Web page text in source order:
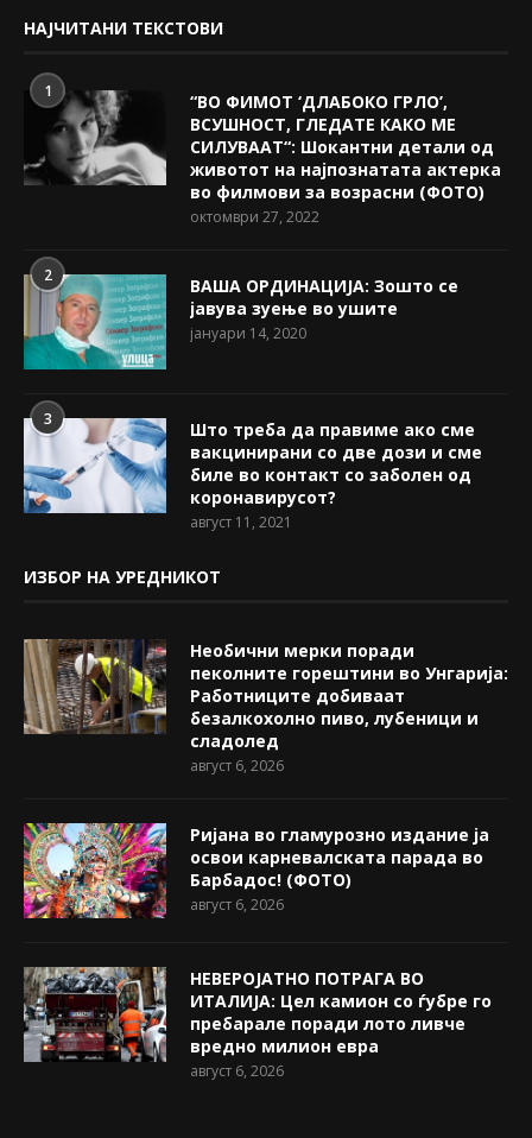
НАЈЧИТАНИ ТЕКСТОВИ
1
“ВО ФИМОТ ‘ДЛАБОКО ГРЛО’,
ВСУШНОСТ, ГЛЕДАТЕ КАКО МЕ
СИЛУВААТ“: Шокантни детали од
животот на најпознатата актерка
во филмови за возрасни (ФОТО)
октомври 27, 2022
2
ВАША ОРДИНАЦИЈА: Зошто се
јавува зуење во ушите
јануари 14, 2020
3
Што треба да правиме ако сме
вакцинирани со две дози и сме
биле во контакт со заболен од
коронавирусот?
август 11, 2021
ИЗБОР НА УРЕДНИКОТ
Необични мерки поради
пеколните горештини во Унгарија:
Работниците добиваат
безалкохолно пиво, лубеници и
сладолед
август 6, 2026
Ријана во гламурозно издание ја
освои карневалската парада во
Барбадос! (ФОТО)
август 6, 2026
НЕВЕРОЈАТНО ПОТРАГА ВО
ИТАЛИЈА: Цел камион со ѓубре го
пребарале поради лото ливче
вредно милион евра
август 6, 2026